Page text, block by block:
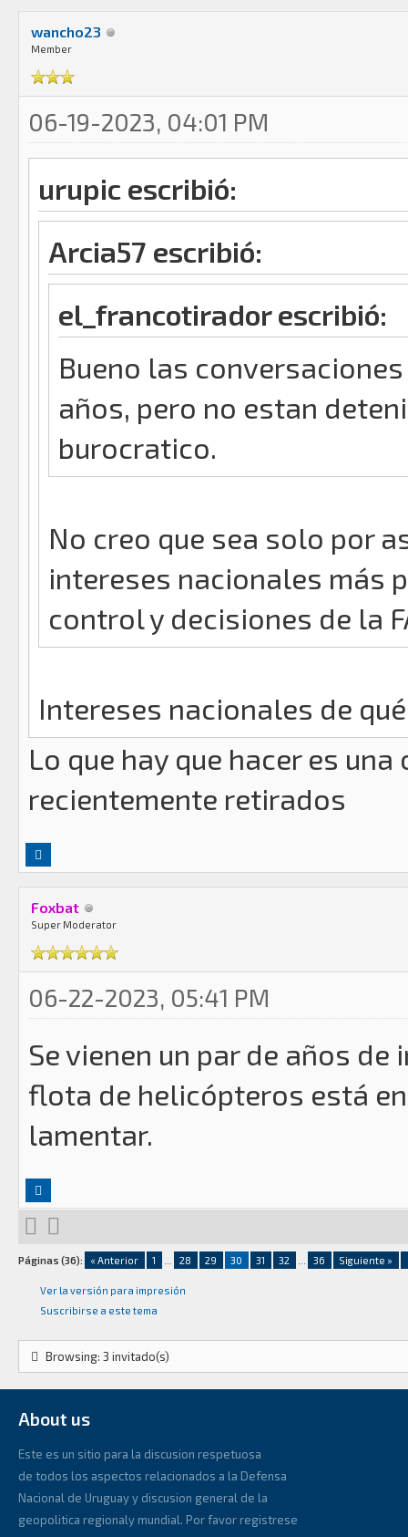
wancho23
Member
06-19-2023, 04:01 PM
urupic escribió:
Arcia57 escribió:
el_francotirador escribió:
Bueno las
años, pero no estan
burocratico.
No creo que sea solo por
intereses nacionales más
control y decisiones de la
Intereses nacionales de
Lo que hay que hacer es
recientemente retirados
Foxbat
Super Moderator
06-22-2023, 05:41 PM
Se vienen un par de años
flota de helicópteros está
lamentar.
Páginas (36): « Anterior 1 28 29 30 31 32 36 Siguiente »
Ver la versión para impresión
Suscribirse a este tema
Browsing: 3 invitado(s)
About us
Este es un sitio para la discusion respetuosa
de todos los aspectos relacionados a la Defensa
Nacional de Uruguay y discusion general de la
geopolitica regionaly mundial. Por favor registrese